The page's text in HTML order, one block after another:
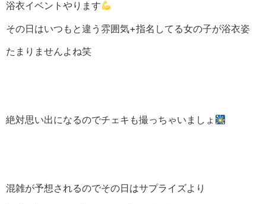
浴衣イベントやります
その日はいつもと違う雰囲気+指名してる女の子が浴衣姿
たまりませんよね笑
絶対思い出になるのでチェキも撮っちゃいましょ
混雑が予想されるのでその日はサプライズより